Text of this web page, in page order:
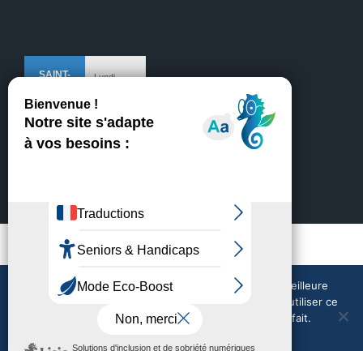
Mentions légales
Nous utilisons des cookies pour vous garantir la meilleure
expérience sur notre site web. Si vous continuez à utiliser ce
site, nous supposerons que vous en êtes satisfait.
Tout accepter
Tout refuser